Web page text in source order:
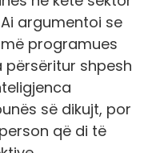
argumentoi se
programues
përsëritur shpesh
së dikujt, por
që di të